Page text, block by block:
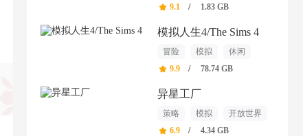
9.1
/ 1.83 GB
模拟人生4/The Sims 4
冒险 模拟
休闲
9.9
/ 78.74 GB
异星工厂
策略 模拟
开放世界
6.9
/ 4.34 GB